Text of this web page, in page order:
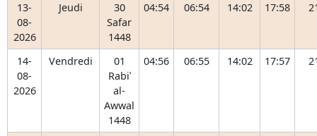
13-
08-
2026
Jeudi
30
Safar
1448
04:54 06:54 14:02 17:58
14-
08-
2026
Vendredi
01
Rabiʿ
al-
Awwal
1448
04:56 06:55 14:02 17:57